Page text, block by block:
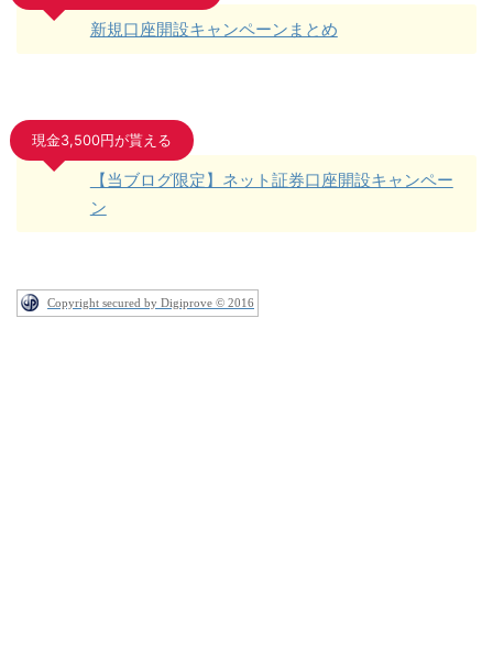
新規口座開設キャンペーンまとめ
現金3,500円が貰える
【当ブログ限定】ネット証券口座開設キャンペー
ン
Copyright secured by Digiprove © 2016